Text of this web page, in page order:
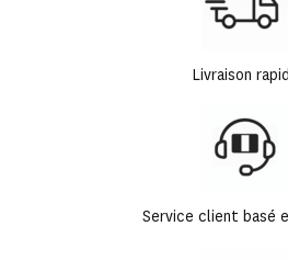
Livraison
Service client basé